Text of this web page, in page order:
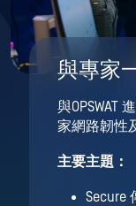
與專家
與OPSWAT
家網路韌性
主要主題：
Secure